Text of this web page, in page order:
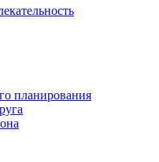
планирования